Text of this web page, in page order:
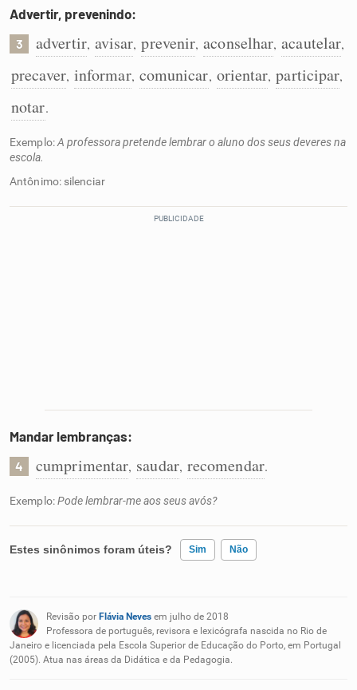
Advertir, prevenindo:
3 advertir, avisar, prevenir, aconselhar, acautelar,
precaver, informar, comunicar, orientar, participar,
notar.
Exemplo:A professora pretende lembrar o aluno dos seus deveres na
escola.
Antônimo: silenciar
Mandar lembranças:
4 cumprimentar, saudar, recomendar.
Exemplo:Pode lembrar-me aos seus avós?
Estes sinônimos foram úteis? Sim Não
Nenhum dos sinônimos apresentados me ajudou
Outro
Revisão por Flávia Neves em julho de 2018
Professora de português, revisora e lexicógrafa nascida no Rio de
Janeiro e licenciada pela Escola Superior de Educação do Porto, em Portugal
(2005). Atua nas áreas da Didática e da Pedagogia.